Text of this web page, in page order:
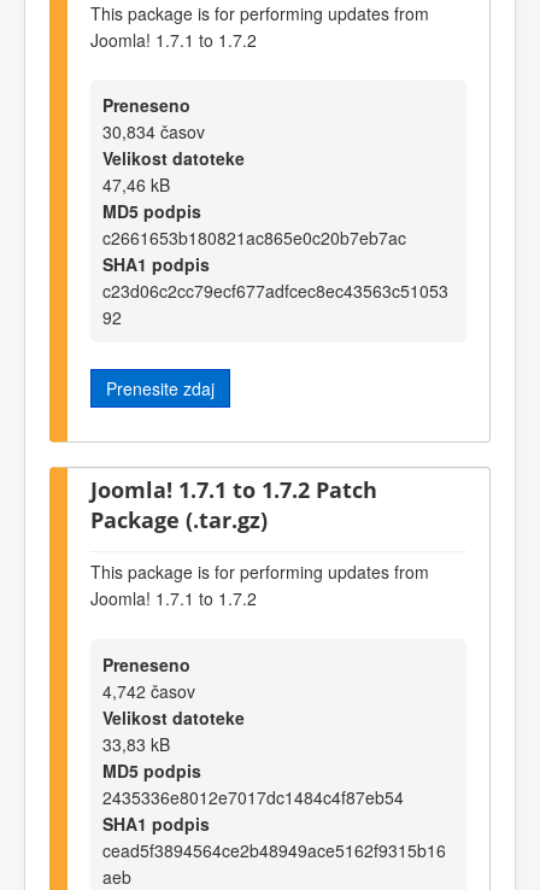
This package is for performing updates from
Joomla! 1.7.1 to 1.7.2
Preneseno
30,834 časov
Velikost datoteke
47,46 kB
MD5 podpis
c2661653b180821ac865e0c20b7eb7ac
SHA1 podpis
c23d06c2cc79ecf677adfcec8ec43563c51053
92
Prenesite zdaj
Joomla! 1.7.1 to 1.7.2 Patch
Package (.tar.gz)
This package is for performing updates from
Joomla! 1.7.1 to 1.7.2
Preneseno
4,742 časov
Velikost datoteke
33,83 kB
MD5 podpis
2435336e8012e7017dc1484c4f87eb54
SHA1 podpis
cead5f3894564ce2b48949ace5162f9315b16
aeb